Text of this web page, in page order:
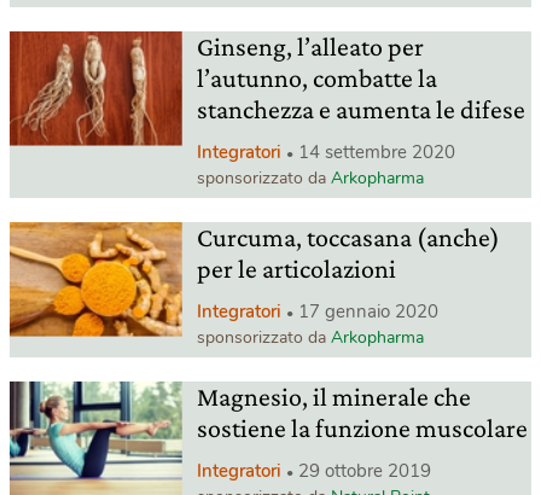
Ginseng, l’alleato per
l’autunno, combatte la
stanchezza e aumenta le difese
Integratori 14 settembre 2020
sponsorizzato da Arkopharma
Curcuma, toccasana (anche)
per le articolazioni
Integratori 17 gennaio 2020
sponsorizzato da Arkopharma
Magnesio, il minerale che
sostiene la funzione muscolare
Integratori 29 ottobre 2019